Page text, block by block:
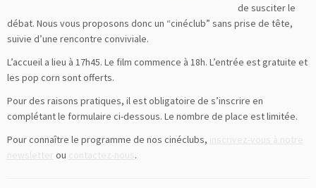
de susciter le
débat. Nous vous proposons donc un “cinéclub” sans prise de tête,
suivie d’une rencontre conviviale.
L’accueil a lieu à 17h45. Le film commence à 18h. L’entrée est gratuite et
les pop corn sont offerts.
Pour des raisons pratiques, il est obligatoire de s’inscrire en
complétant le formulaire ci-dessous. Le nombre de place est limitée.
Pour connaître le programme de nos cinéclubs,
ou .